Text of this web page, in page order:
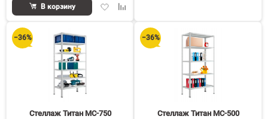
ДобавитьДобавить
сравнению
В корзину
−36%
Стеллаж Титан МС-750
−36%
Стеллаж Титан МС-500